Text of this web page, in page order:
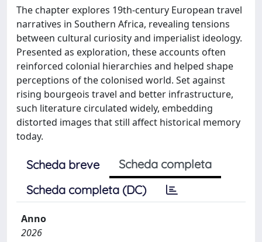
The chapter explores 19th-century European travel
narratives in Southern Africa, revealing tensions
between cultural curiosity and imperialist ideology.
Presented as exploration, these accounts often
reinforced colonial hierarchies and helped shape
perceptions of the colonised world. Set against
rising bourgeois travel and better infrastructure,
such literature circulated widely, embedding
distorted images that still affect historical memory
today.
Scheda breve
Scheda completa
Scheda completa (DC)
Anno
2026